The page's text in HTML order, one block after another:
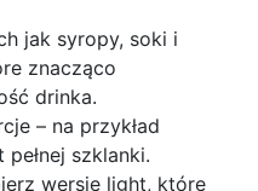
jak syropy, soki i
znacząco
drinka.
– na przykład
szklanki.
wersje light, które